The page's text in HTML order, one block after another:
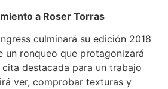
a Roser Torras
culminará su edición 2018
un ronqueo que protagonizará
cita destacada para un trabajo
ver, comprobar texturas y